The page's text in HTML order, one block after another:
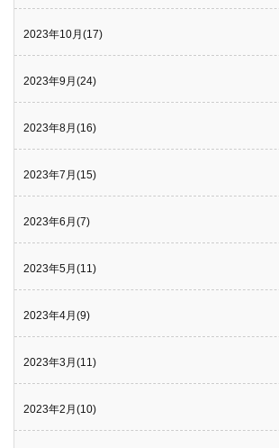
2023年10月(17)
2023年9月(24)
2023年8月(16)
2023年7月(15)
2023年6月(7)
2023年5月(11)
2023年4月(9)
2023年3月(11)
2023年2月(10)